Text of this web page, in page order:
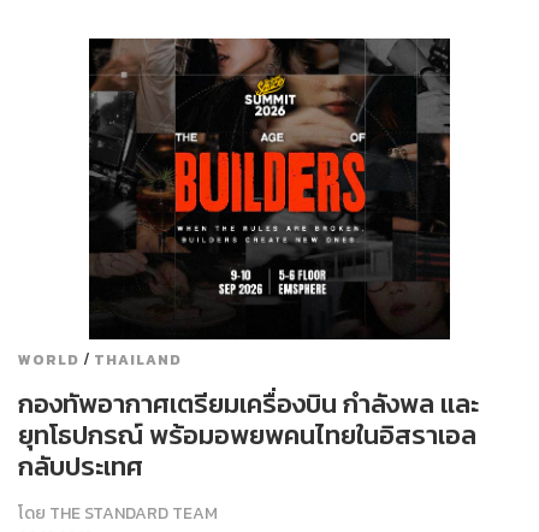
WORLD / THAILAND
กองทัพอากาศเตรียมเครื่องบิน กำลังพล และ
ยุทโธปกรณ์ พร้อมอพยพคนไทยในอิสราเอล
กลับประเทศ
โดย THE STANDARD TEAM